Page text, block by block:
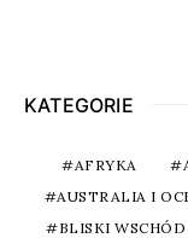
KATEGORIE
AFRYKA
AUSTRALIA I
BLISKI WSCHÓD